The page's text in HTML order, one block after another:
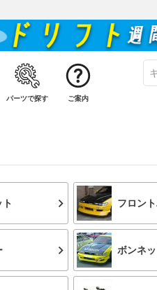
パーツで探す ご案内
フロン
ボンネ